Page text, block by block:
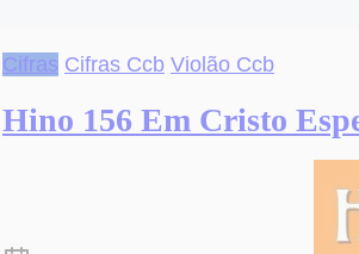
Cifras Cifras Ccb Violão Ccb
Hino 156 Em Cristo